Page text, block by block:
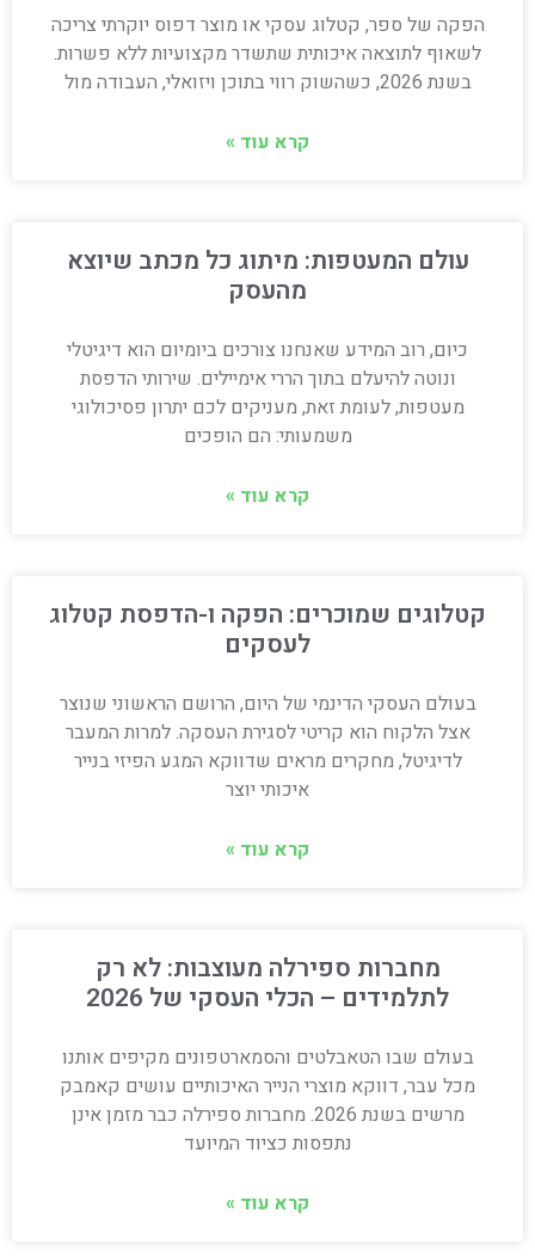
הפקה של ספר, קטלוג עסקי או מוצר דפוס יוקרתי צריכה
לשאוף לתוצאה איכותית שתשדר מקצועיות ללא פשרות.
בשנת 2026, כשהשוק רווי בתוכן ויזואלי, העבודה מול
קרא עוד »
עולם המעטפות: מיתוג כל מכתב שיוצא
מהעסק
כיום, רוב המידע שאנחנו צורכים ביומיום הוא דיגיטלי
ונוטה להיעלם בתוך הררי אימיילים. שירותי הדפסת
מעטפות, לעומת זאת, מעניקים לכם יתרון פסיכולוגי
משמעותי: הם הופכים
קרא עוד »
קטלוגים שמוכרים: הפקה ו-הדפסת קטלוג
לעסקים
בעולם העסקי הדינמי של היום, הרושם הראשוני שנוצר
אצל הלקוח הוא קריטי לסגירת העסקה. למרות המעבר
לדיגיטל, מחקרים מראים שדווקא המגע הפיזי בנייר
איכותי יוצר
קרא עוד »
מחברות ספירלה מעוצבות: לא רק
לתלמידים – הכלי העסקי של 2026
בעולם שבו הטאבלטים והסמארטפונים מקיפים אותנו
מכל עבר, דווקא מוצרי הנייר האיכותיים עושים קאמבק
מרשים בשנת 2026. מחברות ספירלה כבר מזמן אינן
נתפסות כציוד המיועד
קרא עוד »